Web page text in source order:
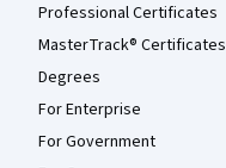
Professional Certificates
MasterTrack® Certificates
Degrees
For Enterprise
For Government